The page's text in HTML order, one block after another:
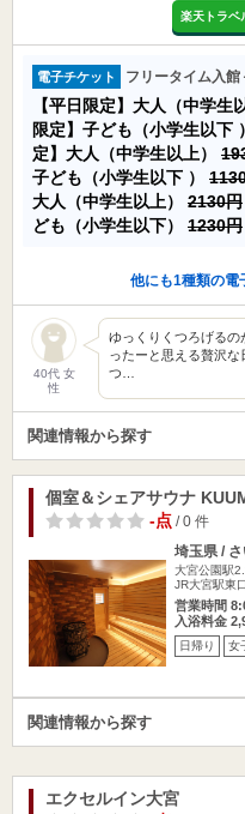
楽天トラベ
電子チケット フリータイム入館
【平日限定】大人（中学生
限定】子ども（小学生以下
定】大人（中学生以上）
子ども（小学生以下 ）
大人（中学生以上） 2130円
ども（小学生以下） 1230円
他にも1種類の電
40代 女
性
ゆっくりくつろげる
ったーと思える贅沢
つ…
関連情報から探す
個室＆シェアサウナ
-点/ 0 件
埼玉県 /
大宮公園駅
JR大宮駅東
営業時間
入浴料金
日帰り 女
関連情報から探す
エクセルイン大宮